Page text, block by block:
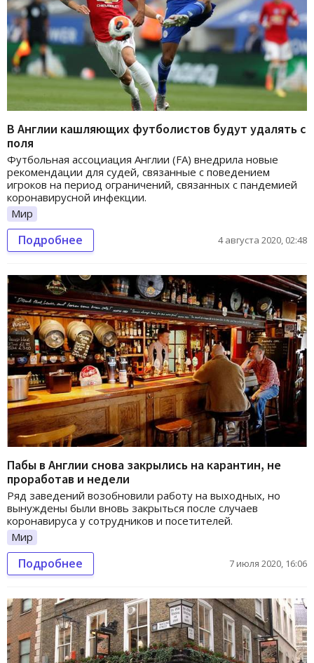
В Англии кашляющих футболистов будут удалять с
поля
Футбольная ассоциация Англии (FA) внедрила новые
рекомендации для судей, связанные с поведением
игроков на период ограничений, связанных с пандемией
коронавирусной инфекции.
Мир
Подробнее 4 августа 2020, 02:48
Пабы в Англии снова закрылись на карантин, не
проработав и недели
Ряд заведений возобновили работу на выходных, но
вынуждены были вновь закрыться после случаев
коронавируса у сотрудников и посетителей.
Мир
Подробнее 7 июля 2020, 16:06